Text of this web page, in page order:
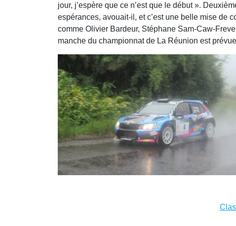
jour, j’espère que ce n’est que le début ».
espérances, avouait-il, et c’est une belle mise de
comme Olivier Bardeur, Stéphane Sam-Caw-
manche du championnat de La Réunion est